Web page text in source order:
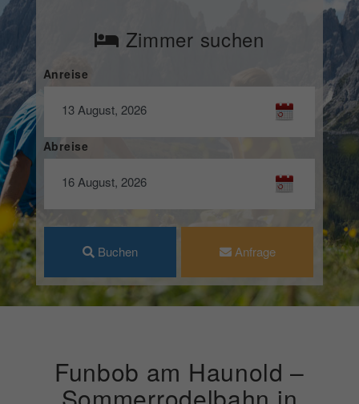
Zimmer suchen
Anreise
Abreise
Buchen Anfrage
Funbob am Haunold –